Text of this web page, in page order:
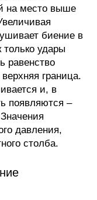
на место выше
биение в
удары
равенство
граница.
и, в
появляются –
давления,
столба.